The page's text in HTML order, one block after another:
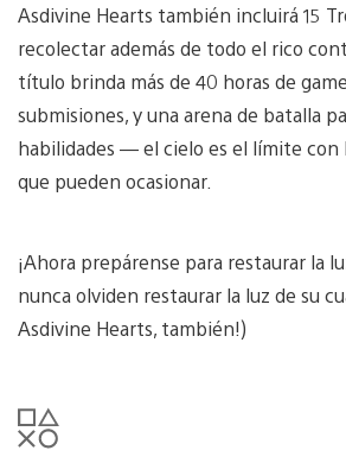
Asdivine Hearts también incluirá 15
recolectar además de todo el rico
título brinda más de 40 horas de
submisiones, y una arena de batalla
habilidades — el cielo es el límite con
que pueden ocasionar.
¡Ahora prepárense para restaurar la
nunca olviden restaurar la luz de su
Asdivine Hearts, también!)